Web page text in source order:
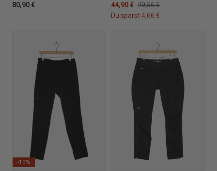
80,90 €
44,90 € 49,56 €
Du sparst 4,66 €
-10%